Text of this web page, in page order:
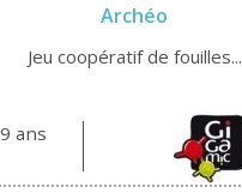
Archéo
Jeu coopératif de fouilles...
ans